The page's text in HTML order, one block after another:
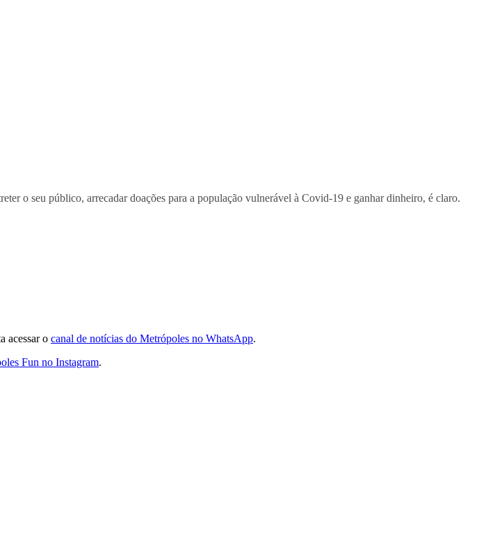
o seu público, arrecadar doações para a população vulnerável à Covid-19 e ganhar dinheiro, é claro.
acessar o canal de notícias do Metrópoles no WhatsApp.
Fun no Instagram.